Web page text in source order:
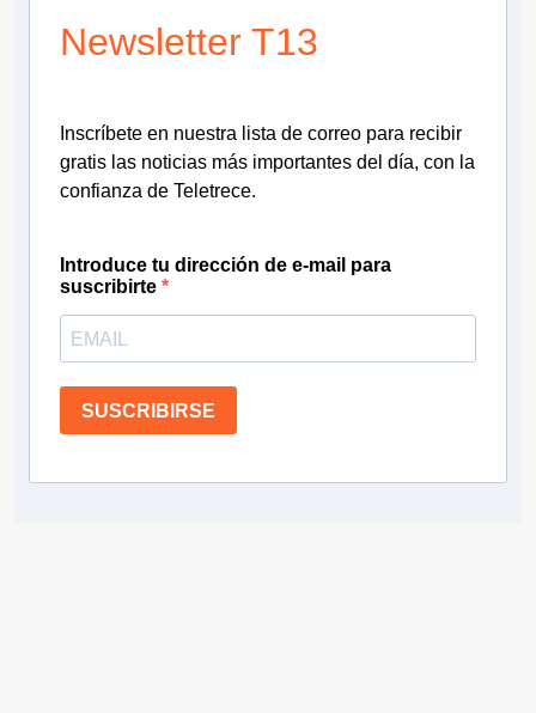
Newsletter T13
Inscríbete en nuestra lista de correo para recibir
gratis las noticias más importantes del día, con la
confianza de Teletrece.
Introduce tu dirección de e-mail para
suscribirte
SUSCRIBIRSE